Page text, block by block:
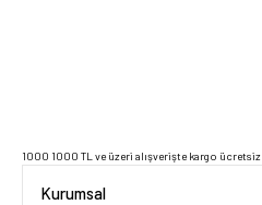
1000 1000 TL ve üzeri alışverişte kargo ücretsiz
Kurumsal